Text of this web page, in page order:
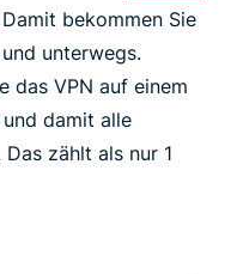
Damit bekommen Sie
unterwegs.
das VPN auf einem
damit alle
zählt als nur 1